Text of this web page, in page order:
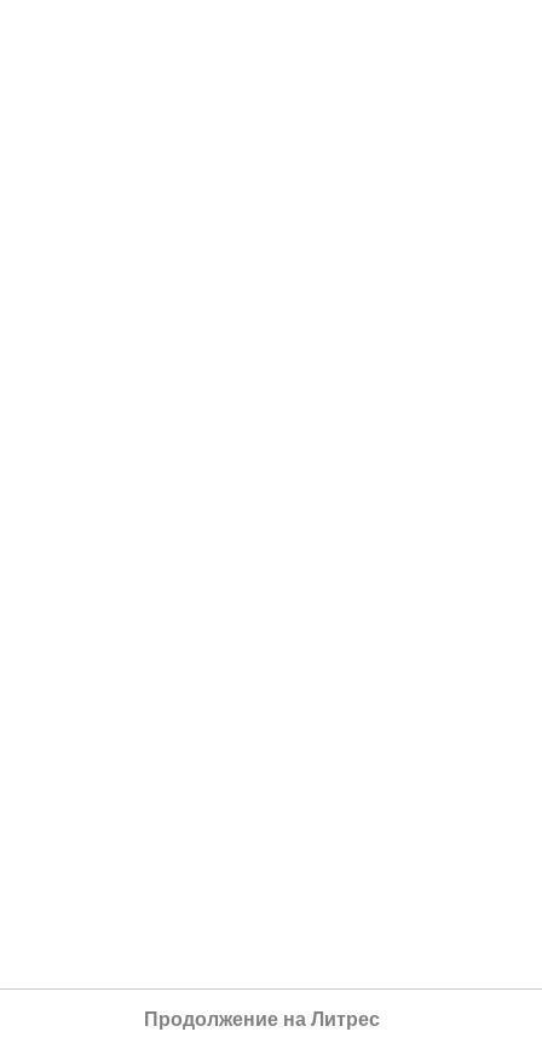
Продолжение на Литрес